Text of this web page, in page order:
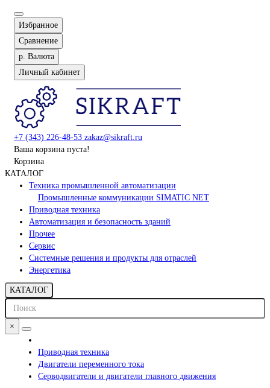
Избранное
Сравнение
р. Валюта
Личный кабинет
+7 (343) 226-48-53 zakaz@sikraft.ru
Ваша корзина пуста!
Корзина
КАТАЛОГ
Техника промышленной автоматизации
Промышленные коммуникации SIMATIC NET
Приводная техника
Автоматизация и безопасность зданий
Прочее
Сервис
Системные решения и продукты для отраслей
Энергетика
КАТАЛОГ
×
Приводная техника
Двигатели переменного тока
Серводвигатели и двигатели главного движения